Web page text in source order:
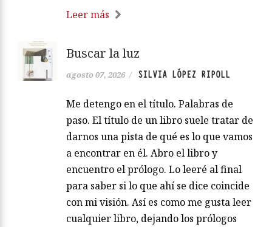
Leer más
Buscar la luz
agosto 07, 2026 / SILVIA LÓPEZ RIPOLL
Me detengo en el título. Palabras de
paso. El título de un libro suele tratar de
darnos una pista de qué es lo que vamos
a encontrar en él. Abro el libro y
encuentro el prólogo. Lo leeré al final
para saber si lo que ahí se dice coincide
con mi visión. Así es como me gusta leer
cualquier libro, dejando los prólogos